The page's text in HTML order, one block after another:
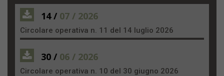
14 / 07 / 2026
Circolare operativa n. 11 del 14 luglio 2026
30 / 06 / 2026
Circolare operativa n. 10 del 30 giugno 2026